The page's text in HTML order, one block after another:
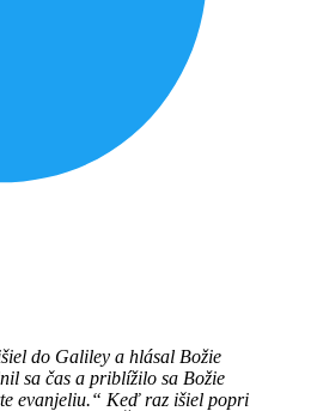
do Galiley a hlásal Božie
sa čas a priblížilo sa Božie
evanjeliu.“ Keď raz išiel popri